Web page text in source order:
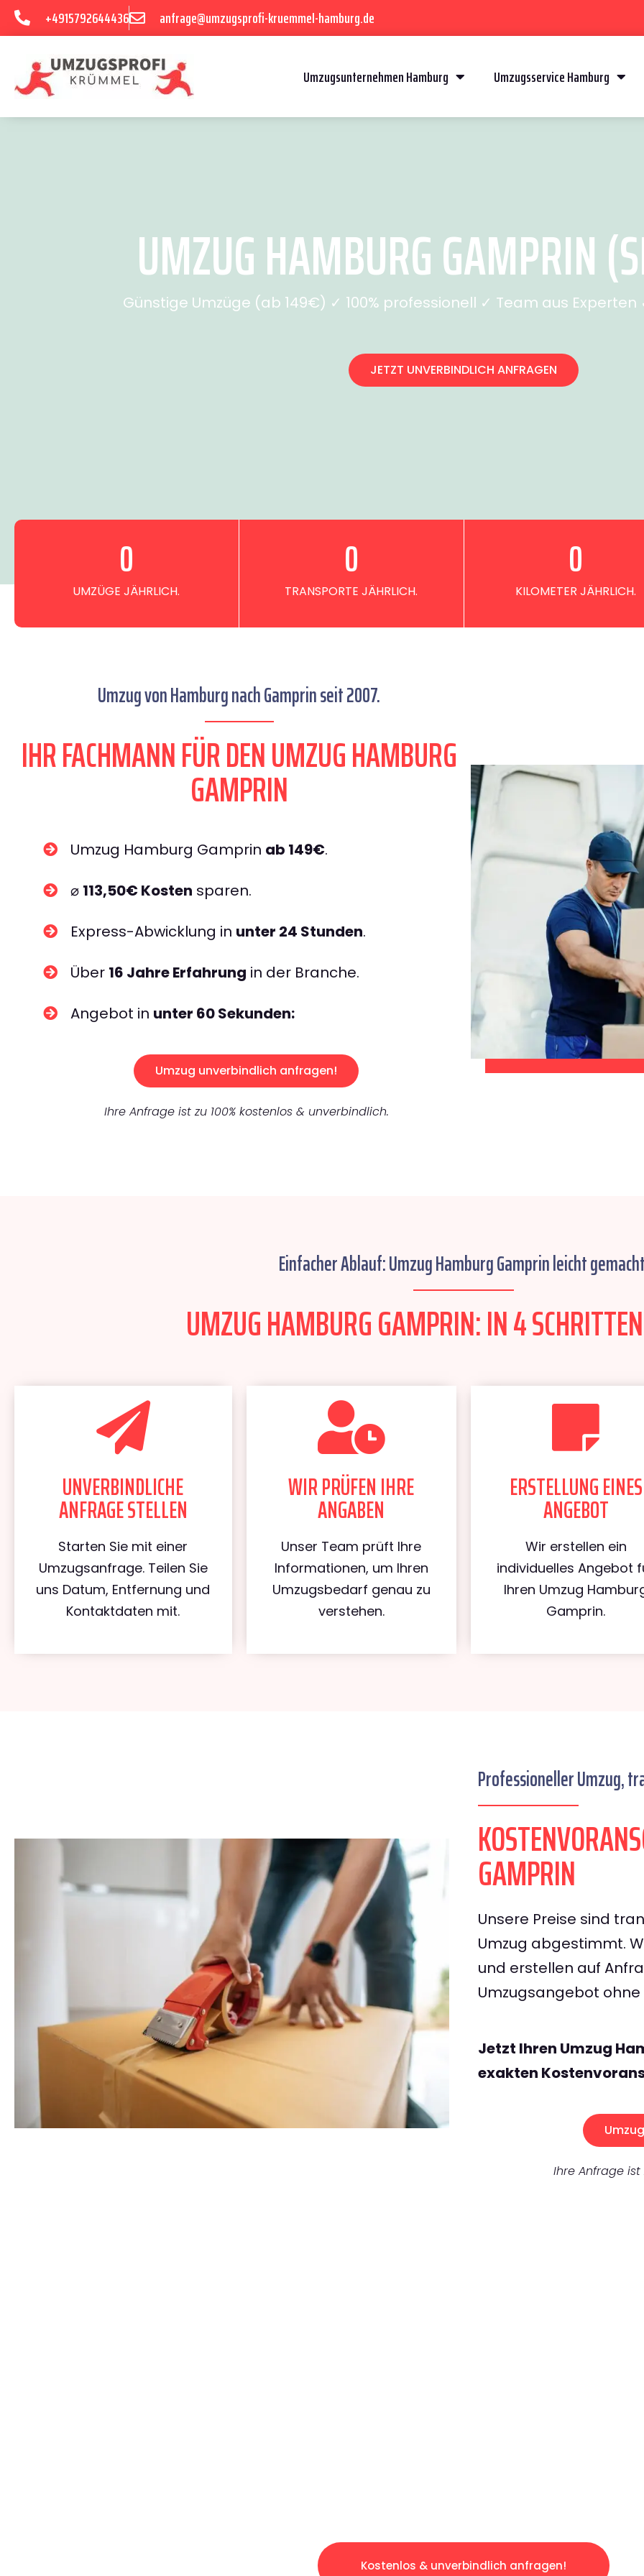
+4915792644436 anfrage@umzugsprofi-kruemmel-hamburg.de
Umzugsunternehmen Hamburg Umzugsservice Hamburg
UMZUG HAMBURG GAMPRIN
Günstige Umzüge (ab 149€) ✓ 100% professionell ✓ Team aus
JETZT UNVERBINDLICH ANFRAGEN
UMZÜGE JÄHRLICH.
0
TRANSPORTE JÄHRLICH.
0
KILOMETER JÄHRLICH.
0
Umzug von Hamburg nach Gamprin seit 2007.
IHR FACHMANN FÜR DEN UMZUG HAMBURG
GAMPRIN
Umzug Hamburg Gamprin ab 149€.
⌀ 113,50€ Kosten sparen.
Express-Abwicklung in unter 24 Stunden.
Über 16 Jahre Erfahrung in der Branche.
Angebot in unter 60 Sekunden:
Umzug unverbindlich anfragen!
Ihre Anfrage ist zu 100% kostenlos & unverbindlich.
Einfacher Ablauf: Umzug Hamburg Gamprin leicht
UMZUG HAMBURG GAMPRIN: IN 4
UNVERBINDLICHE
ANFRAGE STELLEN
Starten Sie mit einer
Umzugsanfrage. Teilen Sie
uns Datum, Entfernung und
Kontaktdaten mit.
WIR PRÜFEN IHRE
ANGABEN
Unser Team prüft Ihre
Informationen, um Ihren
Umzugsbedarf genau zu
verstehen.
ERSTELLUNG EINES
ANGEBOT
Wir erstellen ein
individuelles Angebot
Ihren Umzug
Gamprin.
Professioneller Umzug,
GAMPRIN
Unsere Preise sind
Umzug abgestimmt.
und erstellen auf
Umzugsangebot
Jetzt Ihren Umzug
exakten
Ihre Anfrage ist
Kostenlos & unverbindlich anfragen!